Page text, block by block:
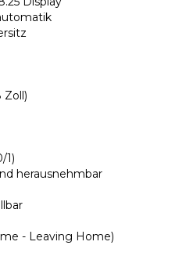
Zoll)
1)
herausnehmbar
- Leaving Home)